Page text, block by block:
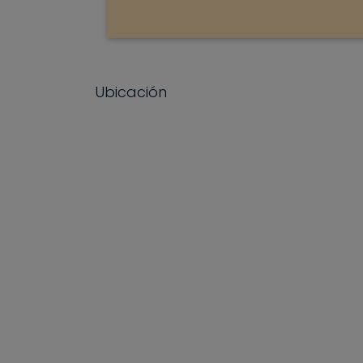
Ubicación